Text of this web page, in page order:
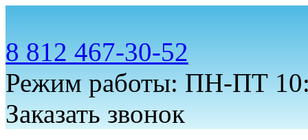
8 812 467-30-52
Режим работы: ПН-ПТ
Заказать звонок